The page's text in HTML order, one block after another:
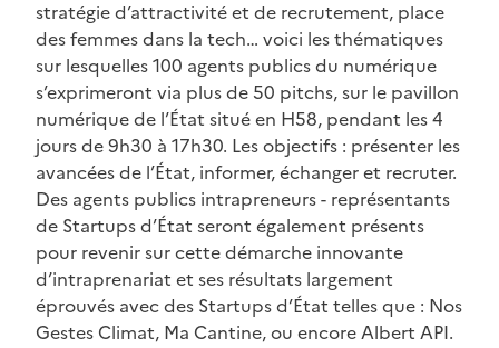
stratégie d’attractivité et de recrutement, place
des femmes dans la tech… voici les thématiques
sur lesquelles 100 agents publics du numérique
s’exprimeront via plus de 50 pitchs, sur le pavillon
numérique de l’État situé en H58, pendant les 4
jours de 9h30 à 17h30. Les objectifs : présenter les
avancées de l’État, informer, échanger et recruter.
Des agents publics intrapreneurs - représentants
de Startups d’État seront également présents
pour revenir sur cette démarche innovante
d’intraprenariat et ses résultats largement
éprouvés avec des Startups d’État telles que : Nos
Gestes Climat, Ma Cantine, ou encore Albert API.